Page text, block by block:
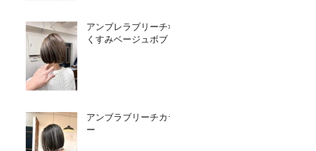
アンブレラブリーチ×
くすみベージュボブ
アンブラブリーチカラ
ー